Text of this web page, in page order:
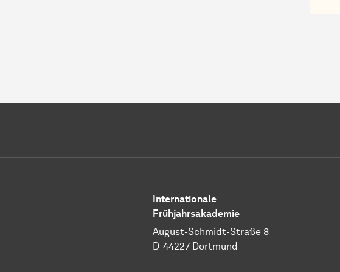
Internationale
Frühjahrsakademie
August-Schmidt-Straße 8
D-44227 Dortmund